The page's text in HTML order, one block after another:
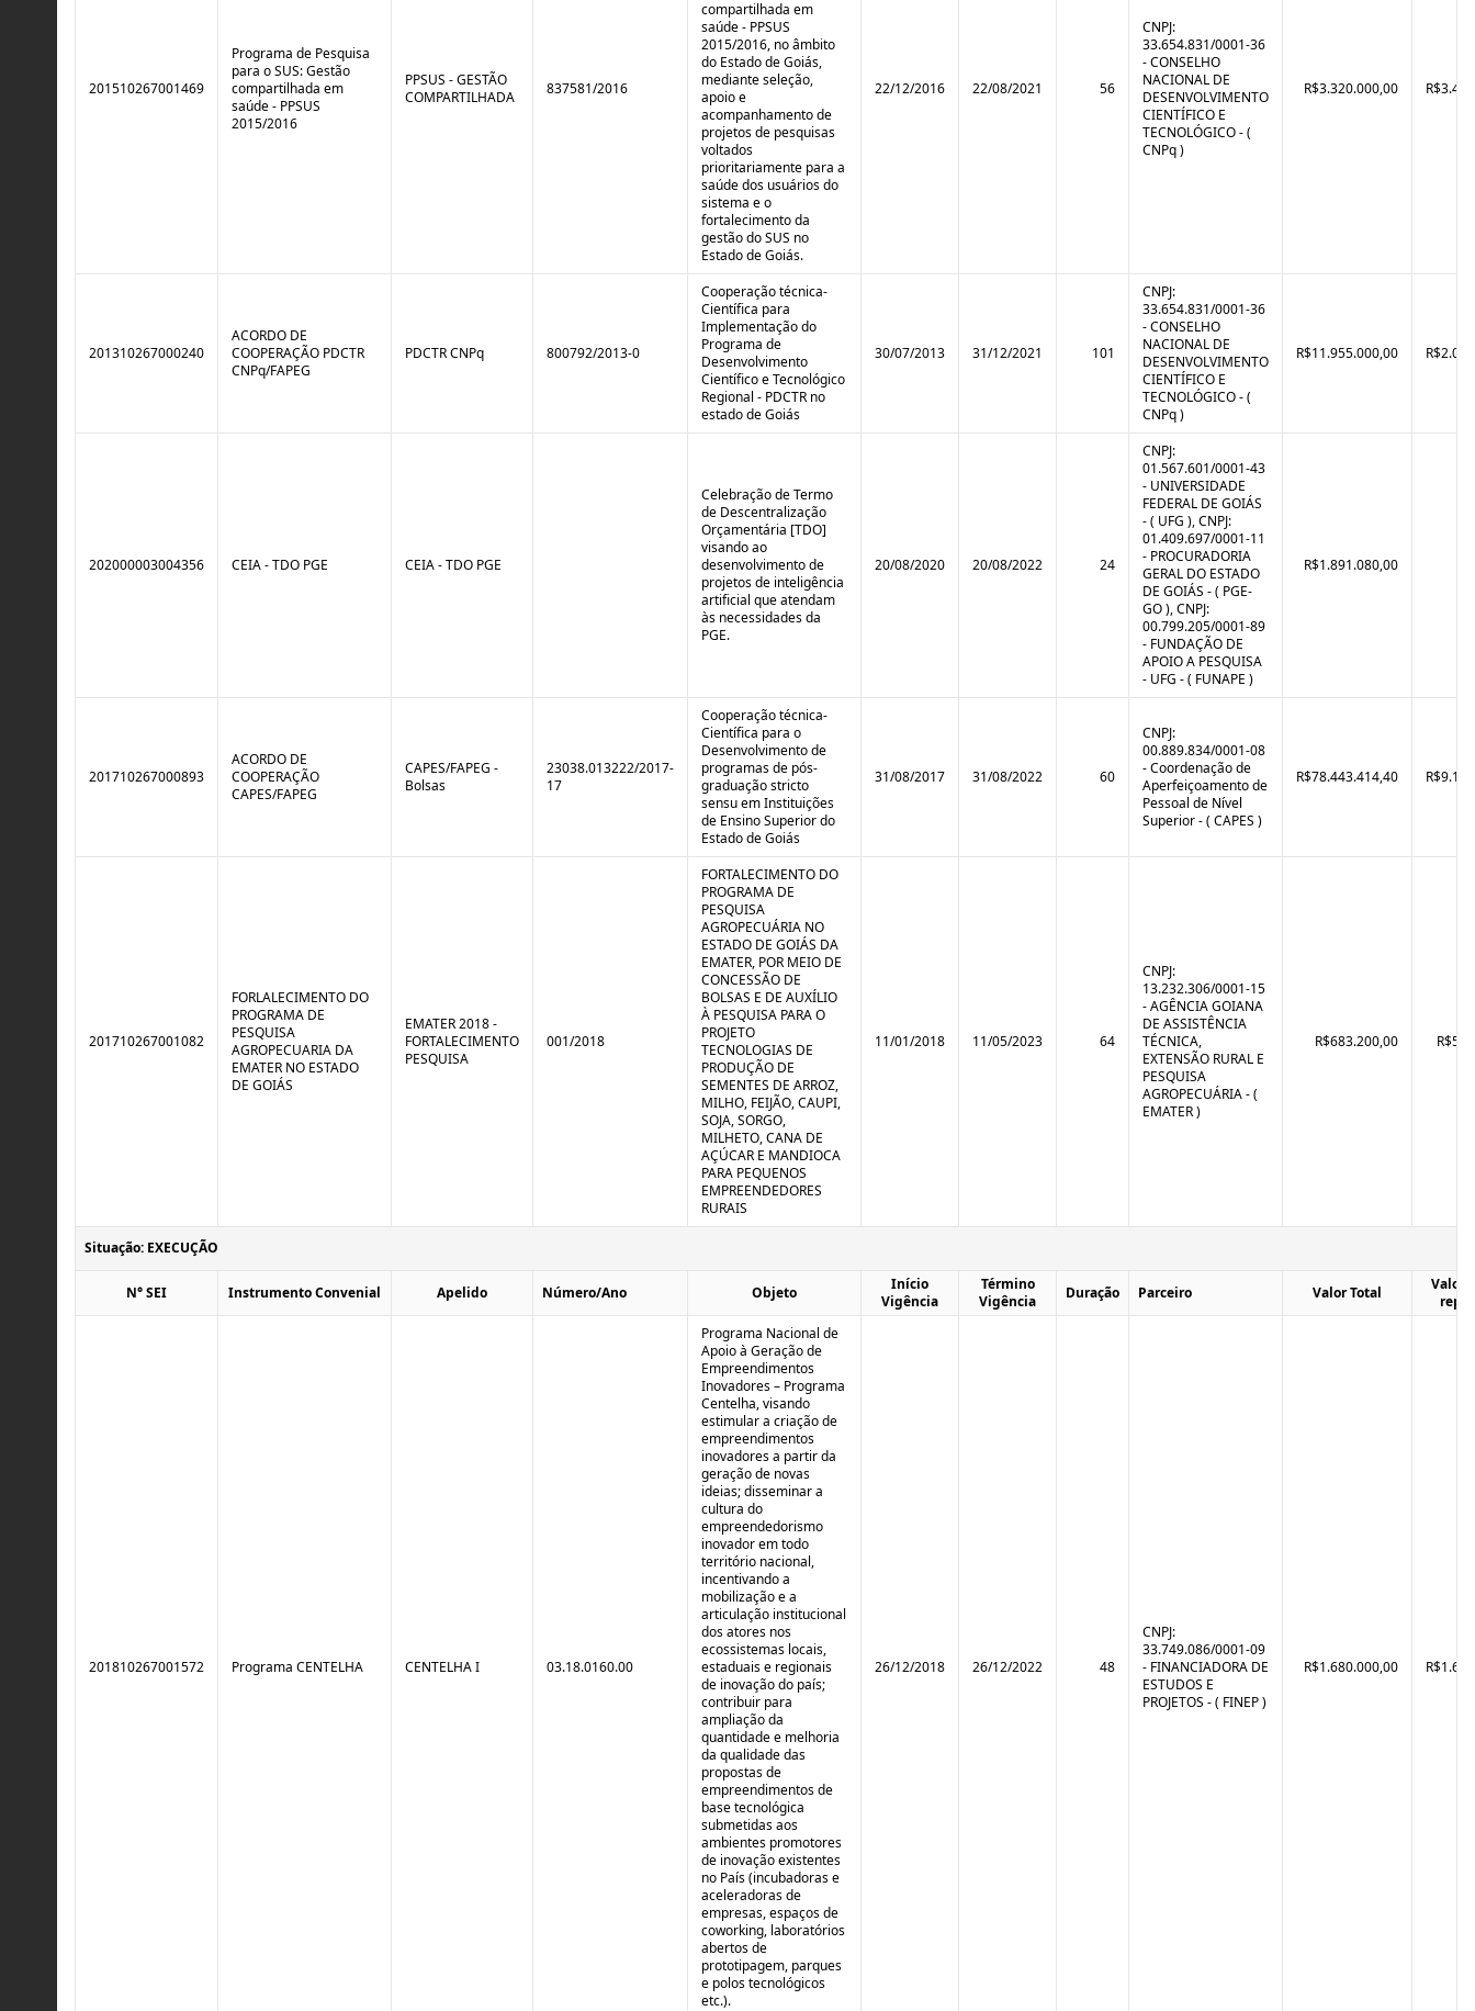
201510267001469
Programa de Pesquisa
para o SUS: Gestão
compartilhada em
saúde - PPSUS
2015/2016
PPSUS - GESTÃO
COMPARTILHADA
837581/2016
compartilhada em
saúde - PPSUS
2015/2016, no âmbito
do Estado de Goiás,
mediante seleção,
apoio e
acompanhamento de
projetos de pesquisas
voltados
prioritariamente para a
saúde dos usuários do
sistema e o
fortalecimento da
gestão do SUS no
Estado de Goiás.
22/12/2016 22/08/2021 56
CNPJ:
33.654.831/0001-36
- CONSELHO
NACIONAL DE
DESENVOLVIMENTO
CIENTÍFICO E
TECNOLÓGICO - (
CNPq )
R$3.320.000,00
201310267000240
ACORDO DE
COOPERAÇÃO PDCTR
CNPq/FAPEG
PDCTR CNPq 800792/2013-0
Cooperação técnica-
Científica para
Implementação do
Programa de
Desenvolvimento
Científico e Tecnológico
Regional - PDCTR no
estado de Goiás
30/07/2013 31/12/2021 101
CNPJ:
33.654.831/0001-36
- CONSELHO
NACIONAL DE
DESENVOLVIMENTO
CIENTÍFICO E
TECNOLÓGICO - (
CNPq )
R$11.955.000,00
202000003004356 CEIA - TDO PGE CEIA - TDO PGE
Celebração de Termo
de Descentralização
Orçamentária [TDO]
visando ao
desenvolvimento de
projetos de inteligência
artificial que atendam
às necessidades da
PGE.
20/08/2020 20/08/2022 24
CNPJ:
01.567.601/0001-43
- UNIVERSIDADE
FEDERAL DE GOIÁS
- ( UFG ), CNPJ:
01.409.697/0001-11
- PROCURADORIA
GERAL DO ESTADO
DE GOIÁS - ( PGE-
GO ), CNPJ:
00.799.205/0001-89
- FUNDAÇÃO DE
APOIO A PESQUISA
- UFG - ( FUNAPE )
R$1.891.080,00
201710267000893
ACORDO DE
COOPERAÇÃO
CAPES/FAPEG
CAPES/FAPEG -
Bolsas
23038.013222/2017-
17
Cooperação técnica-
Científica para o
Desenvolvimento de
programas de pós-
graduação stricto
sensu em Instituições
de Ensino Superior do
Estado de Goiás
31/08/2017 31/08/2022 60
CNPJ:
00.889.834/0001-08
- Coordenação de
Aperfeiçoamento de
Pessoal de Nível
Superior - ( CAPES )
R$78.443.414,40
201710267001082
FORLALECIMENTO DO
PROGRAMA DE
PESQUISA
AGROPECUARIA DA
EMATER NO ESTADO
DE GOIÁS
EMATER 2018 -
FORTALECIMENTO
PESQUISA
001/2018
FORTALECIMENTO DO
PROGRAMA DE
PESQUISA
AGROPECUÁRIA NO
ESTADO DE GOIÁS DA
EMATER, POR MEIO DE
CONCESSÃO DE
BOLSAS E DE AUXÍLIO
À PESQUISA PARA O
PROJETO
TECNOLOGIAS DE
PRODUÇÃO DE
SEMENTES DE ARROZ,
MILHO, FEIJÃO, CAUPI,
SOJA, SORGO,
MILHETO, CANA DE
AÇÚCAR E MANDIOCA
PARA PEQUENOS
EMPREENDEDORES
RURAIS
11/01/2018 11/05/2023 64
CNPJ:
13.232.306/0001-15
- AGÊNCIA GOIANA
DE ASSISTÊNCIA
TÉCNICA,
EXTENSÃO RURAL E
PESQUISA
AGROPECUÁRIA - (
EMATER )
R$683.200,00
Situação: EXECUÇÃO
N° SEI Instrumento Convenial Apelido Número/Ano Objeto
Início
Vigência
Término
Vigência
Duração Parceiro Valor Total
Valor
201810267001572 Programa CENTELHA CENTELHA I 03.18.0160.00
Programa Nacional de
Apoio à Geração de
Empreendimentos
Inovadores – Programa
Centelha, visando
estimular a criação de
empreendimentos
inovadores a partir da
geração de novas
ideias; disseminar a
cultura do
empreendedorismo
inovador em todo
território nacional,
incentivando a
mobilização e a
articulação institucional
dos atores nos
ecossistemas locais,
estaduais e regionais
de inovação do país;
contribuir para
ampliação da
quantidade e melhoria
da qualidade das
propostas de
empreendimentos de
base tecnológica
submetidas aos
ambientes promotores
de inovação existentes
no País (incubadoras e
aceleradoras de
empresas, espaços de
coworking, laboratórios
abertos de
prototipagem, parques
e polos tecnológicos
etc.).
26/12/2018 26/12/2022 48
CNPJ:
33.749.086/0001-09
- FINANCIADORA DE
ESTUDOS E
PROJETOS - ( FINEP )
R$1.680.000,00